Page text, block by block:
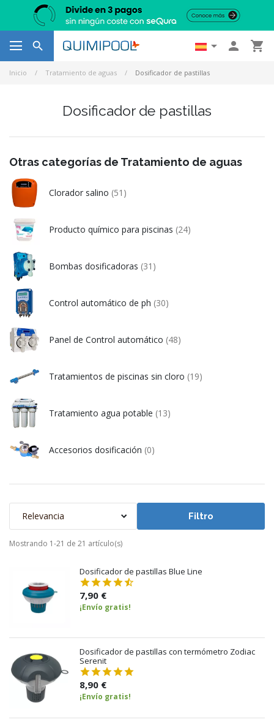
   
Inicio Tratamiento de aguas Dosificador de pastillas
Dosificador de pastillas
Otras categorías de Tratamiento de aguas
Clorador salino (51)
Producto químico para piscinas (24)
Bombas dosificadoras (31)
Control automático de ph (30)
Panel de Control automático (48)
Tratamientos de piscinas sin cloro (19)
Tratamiento agua potable (13)
Accesorios dosificación (0)
Relevancia Filtro
Mostrando 1-21 de 21 artículo(s)
Dosificador de pastillas Blue Line
7,90 €
¡Envío gratis!
Dosificador de pastillas con termómetro Zodiac
Serenit
8,90 €
¡Envío gratis!